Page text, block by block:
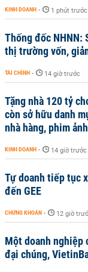
KINH DOANH - 1 phút trước
Thống đốc
thị trường vốn,
TÀI CHÍNH - 14 giờ trước
Tặng nhà 120 tỷ
còn sở hữu danh
nhà hàng, phim ảnh
KINH DOANH - 14 giờ trước
Tự doanh tiếp tục
đến GEE
CHỨNG KHOÁN - 12 giờ
Một doanh nghiệp
đại chúng,